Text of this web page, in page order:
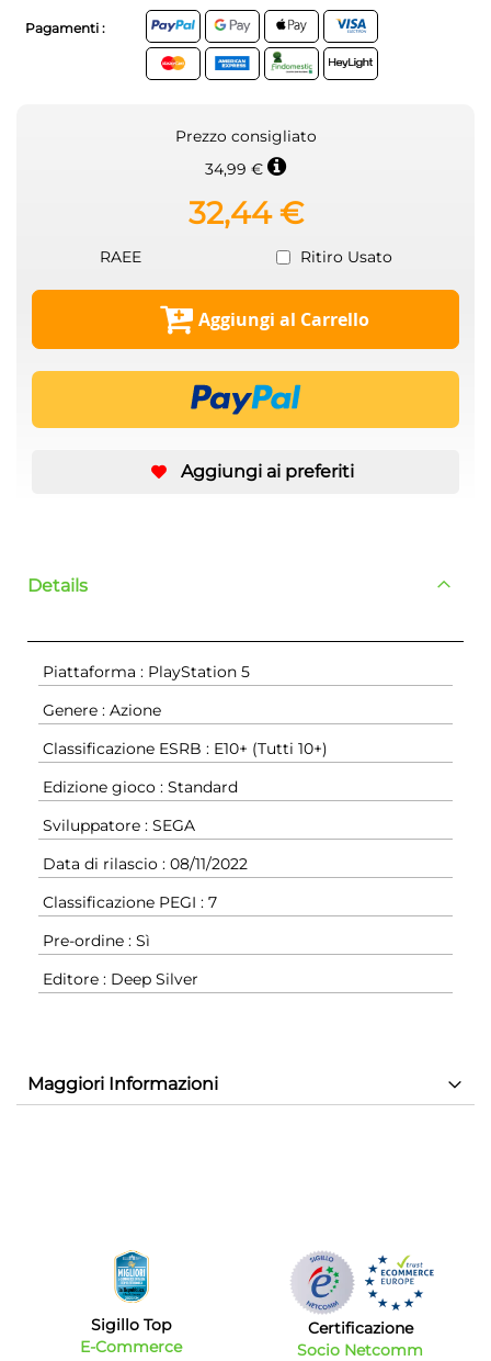
Pagamenti :
Prezzo consigliato
34,99 €
32,44 €
RAEE Ritiro Usato
Aggiungi al Carrello
Aggiungi ai preferiti
Details
Piattaforma : PlayStation 5
Genere : Azione
Classificazione ESRB : E10+ (Tutti 10+)
Edizione gioco : Standard
Sviluppatore : SEGA
Data di rilascio : 08/11/2022
Classificazione PEGI : 7
Pre-ordine : Sì
Editore : Deep Silver
Maggiori Informazioni
Sigillo Top
E-Commerce
Certificazione
Socio Netcomm